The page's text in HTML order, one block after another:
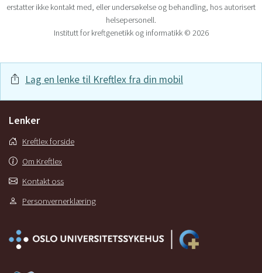
erstatter ikke kontakt med, eller undersøkelse og behandling, hos autorisert
helsepersonell.
Institutt for kreftgenetikk og informatikk © 2026
Lag en lenke til Kreftlex fra din mobil
Lenker
Kreftlex forside
Om Kreftlex
Kontakt oss
Personvernerklæring